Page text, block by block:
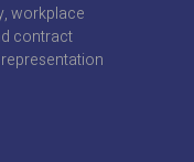
workplace
contract